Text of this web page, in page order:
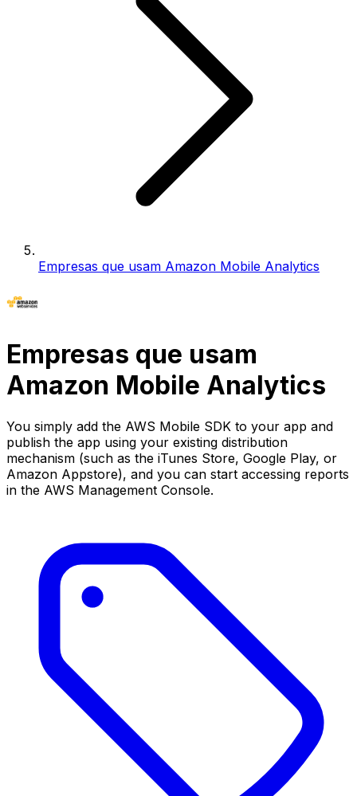
Empresas que usam Amazon Mobile Analytics
Empresas que usam
Amazon Mobile Analytics
You simply add the AWS Mobile SDK to your app and
publish the app using your existing distribution
mechanism (such as the iTunes Store, Google Play, or
Amazon Appstore), and you can start accessing reports
in the AWS Management Console.